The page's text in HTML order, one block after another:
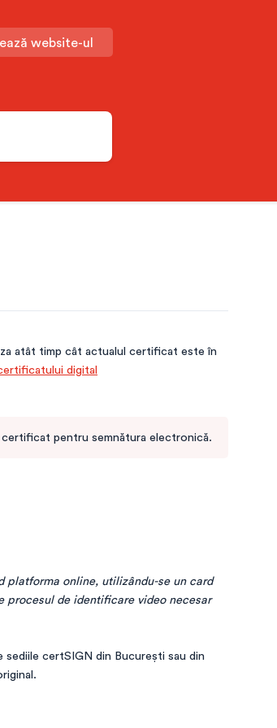
website-ul
atât timp cât actualul certificat este în
digital
pentru semnătura electronică.
platforma online, utilizându-se un card
de identificare video necesar
certSIGN din București sau din